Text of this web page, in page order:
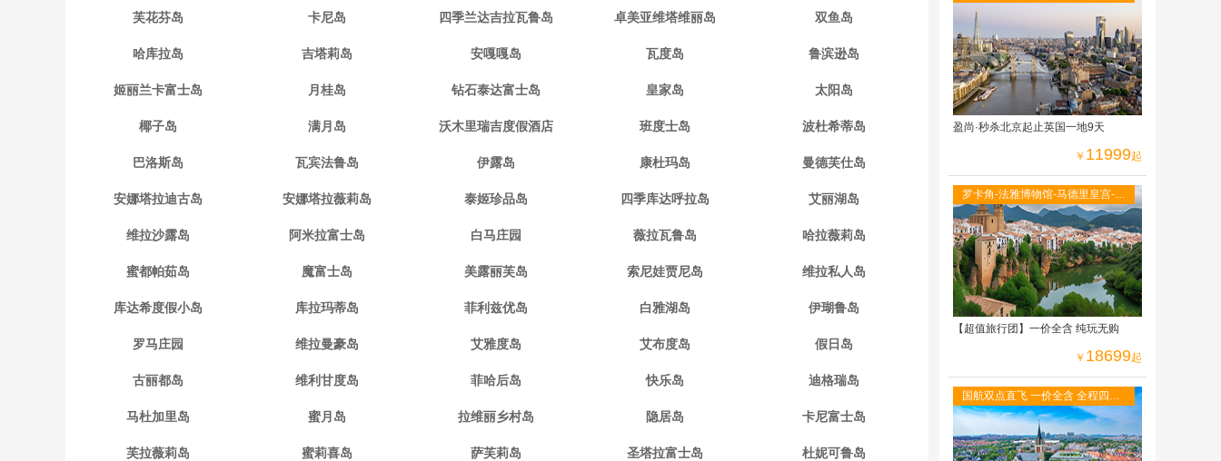
芙花芬岛 卡尼岛 四季兰达吉拉瓦鲁岛 卓美亚维塔维丽岛 双鱼岛
哈库拉岛 吉塔莉岛 安嘎嘎岛 瓦度岛 鲁滨逊岛
姬丽兰卡富士岛 月桂岛 钻石泰达富士岛 皇家岛 太阳岛
椰子岛 满月岛 沃木里瑞吉度假酒店 班度士岛 波杜希蒂岛
巴洛斯岛 瓦宾法鲁岛 伊露岛 康杜玛岛 曼德芙仕岛
安娜塔拉迪古岛 安娜塔拉薇莉岛 泰姬珍品岛 四季库达呼拉岛 艾丽湖岛
维拉沙露岛 阿米拉富士岛 白马庄园 薇拉瓦鲁岛 哈拉薇莉岛
蜜都帕茹岛 魔富士岛 美露丽芙岛 索尼娃贾尼岛 维拉私人岛
库达希度假小岛 库拉玛蒂岛 菲利兹优岛 白雅湖岛 伊瑚鲁岛
罗马庄园 维拉曼豪岛 艾雅度岛 艾布度岛 假日岛
古丽都岛 维利甘度岛 菲哈后岛 快乐岛 迪格瑞岛
马杜加里岛 蜜月岛 拉维丽乡村岛 隐居岛 卡尼富士岛
芙拉薇莉岛 蜜莉喜岛 萨芙莉岛 圣塔拉富士岛 杜妮可鲁岛
尔湖区-牛津大学-莎士比亚故居-伦
敦自由活动
盈尚·秒杀北京起止英国一地9天
￥ 11999起
罗卡角-法雅博物馆-马德里皇宫-阿
尔罕布拉宫-古城托莱多-全程当地
四星级酒店
【超值旅行团】一价全含 纯玩无购
￥ 18699起
国航双点直飞 一价全含 全程四星
酒店 免费WIFI 二人游轮内舱 六菜
一汤